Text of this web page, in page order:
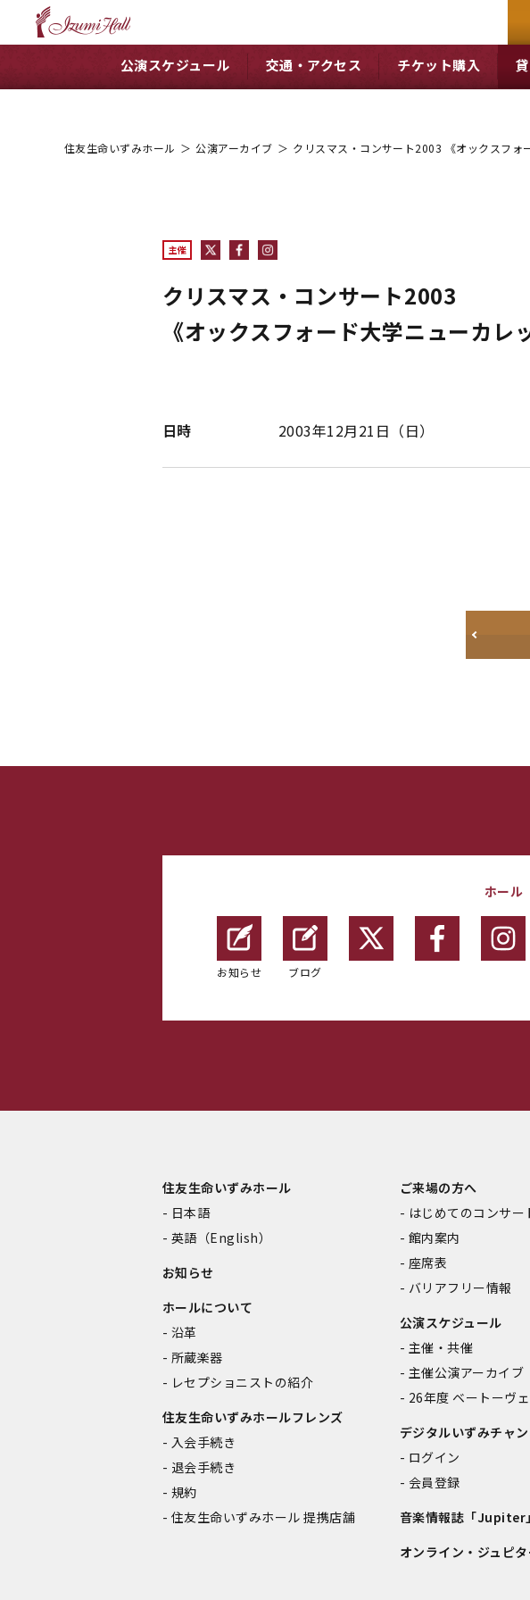
公演スケジュール 交通・アクセス チケット購入
住友生命いずみホール ＞ 公演アーカイブ ＞ クリスマス・コンサート2003 《オックスフォ
主催
クリスマス・コンサート2003
《オックスフォード大学ニューカレ
日時 2003年12月21日（日）
ホール
お知らせ ブログ
住友生命いずみホール
日本語
英語（English）
お知らせ
ホールについて
沿革
所蔵楽器
レセプショニストの紹介
住友生命いずみホールフレンズ
入会手続き
退会手続き
規約
住友生命いずみホール 提携店舗
ご来場の方へ
はじめてのコンサ
館内案内
座席表
バリアフリー情報
公演スケジュール
主催・共催
主催公演アーカイブ
26年度 ベートーヴ
デジタルいずみチャ
ログイン
会員登録
音楽情報誌「Jupiter」
オンライン・ジュピ